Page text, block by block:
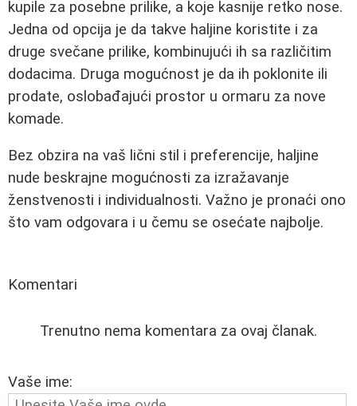
kupile za posebne prilike, a koje kasnije retko nose.
Jedna od opcija je da takve haljine koristite i za
druge svečane prilike, kombinujući ih sa različitim
dodacima. Druga mogućnost je da ih poklonite ili
prodate, oslobađajući prostor u ormaru za nove
komade.
Bez obzira na vaš lični stil i preferencije, haljine
nude beskrajne mogućnosti za izražavanje
ženstvenosti i individualnosti. Važno je pronaći ono
što vam odgovara i u čemu se osećate najbolje.
Komentari
Trenutno nema komentara za ovaj članak.
Vaše ime: